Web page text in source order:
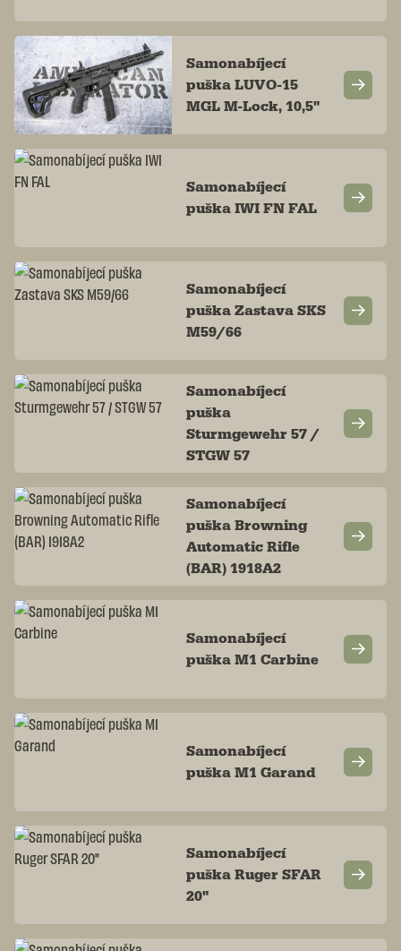
Samonabíjecí
puška LUVO-15
MGL M-Lock, 10,5"
Samonabíjecí
puška IWI FN FAL
Samonabíjecí
puška Zastava SKS
M59/66
Samonabíjecí
puška
Sturmgewehr 57 /
STGW 57
Samonabíjecí
puška Browning
Automatic Rifle
(BAR) 1918A2
Samonabíjecí
puška M1 Carbine
Samonabíjecí
puška M1 Garand
Samonabíjecí
puška Ruger SFAR
20"